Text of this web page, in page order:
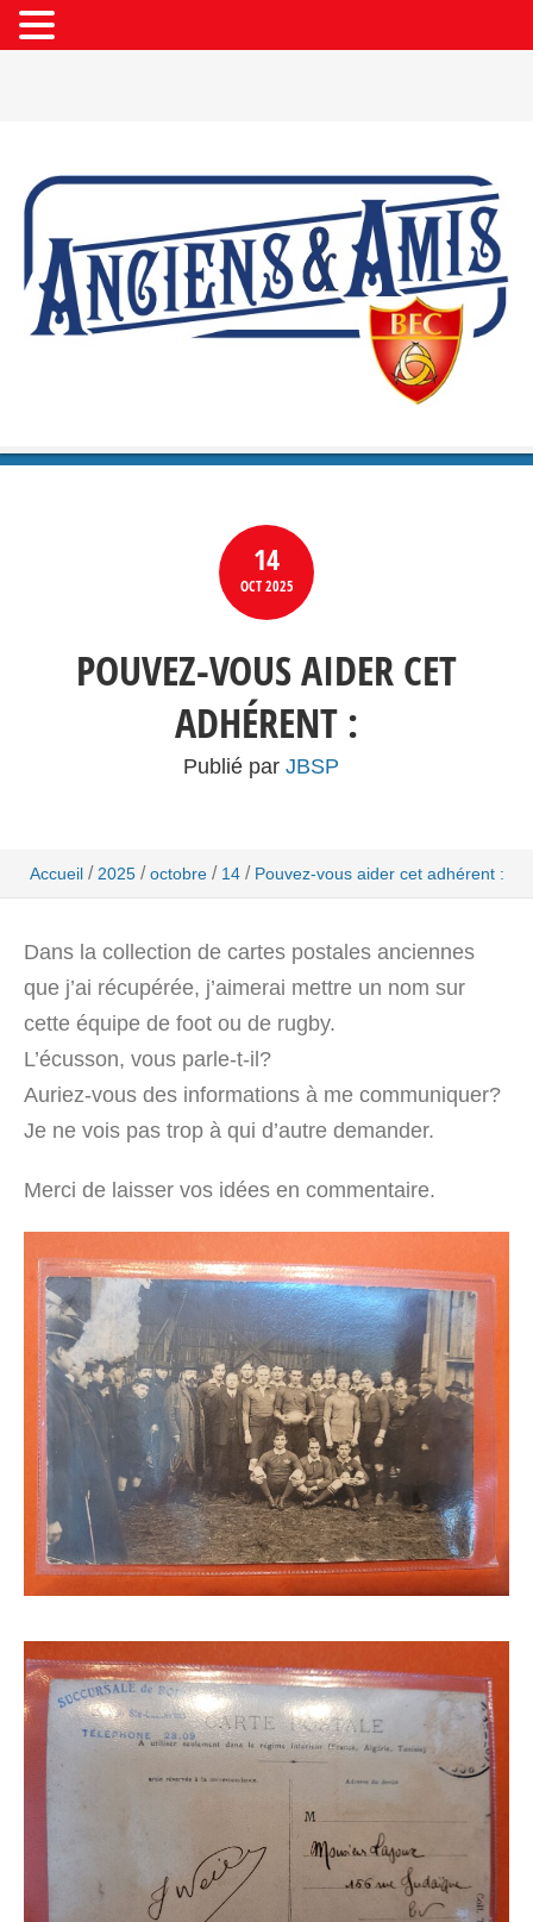
14
OCT2025
POUVEZ-VOUS AIDER CET
ADHÉRENT :
Publié par JBSP
Accueil / 2025 / octobre / 14 / Pouvez-vous aider cet adhérent :
Dans la collection de cartes postales anciennes
que j’ai récupérée, j’aimerai mettre un nom sur
cette équipe de foot ou de rugby.
L’écusson, vous parle-t-il?
Auriez-vous des informations à me communiquer?
Je ne vois pas trop à qui d’autre demander.
Merci de laisser vos idées en commentaire.